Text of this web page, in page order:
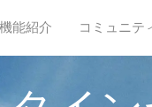
機能紹介 コミュニテ